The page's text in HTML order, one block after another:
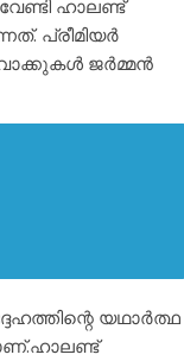
ഹാലണ്ട്
പ്രീമിയർ
വാക്കുകൾ ജർമ്മൻ
യഥാർത്ഥ